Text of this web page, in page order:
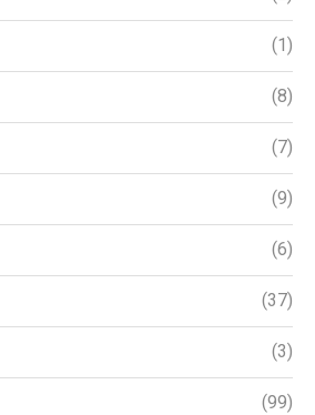
(1)
(8)
(7)
(9)
(6)
(37)
(3)
(99)